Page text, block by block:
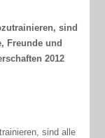
sind
Freunde und
2012
sind alle